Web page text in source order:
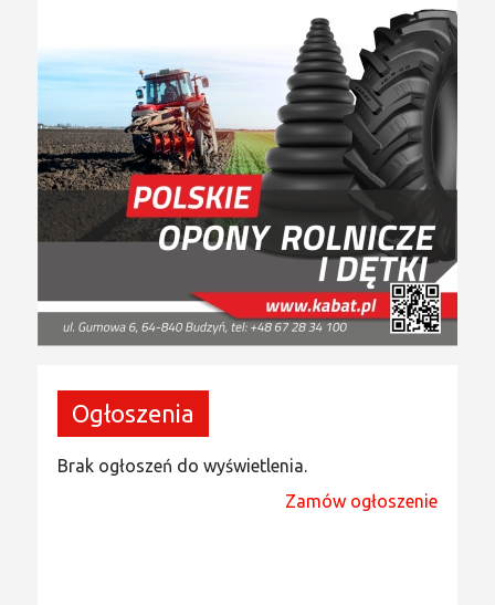
Ogłoszenia
Brak ogłoszeń do wyświetlenia.
Zamów ogłoszenie